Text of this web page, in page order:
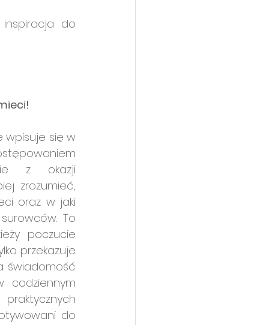
do
wpisuje się w
zrozumieć,
oraz w jaki
To
poczucie
przekazuje
świadomość
codziennym
do